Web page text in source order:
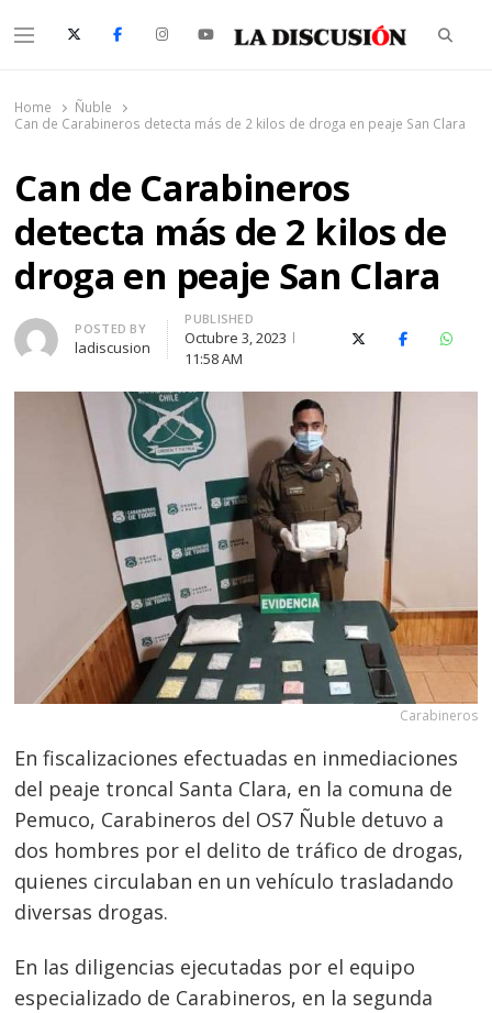
Menu
Home
Ñuble
Can de Carabineros detecta más de 2 kilos de droga en peaje San Clara
Can de Carabineros
detecta más de 2 kilos de
droga en peaje San Clara
Author
POSTED BY
ladiscusion
PUBLISHED
Octubre 3, 2023
11:58 AM
X (Twitter)Facebook
Carabineros
En fiscalizaciones efectuadas en inmediaciones
del peaje troncal Santa Clara, en la comuna de
Pemuco, Carabineros del OS7 Ñuble detuvo a
dos hombres por el delito de tráfico de drogas,
quienes circulaban en un vehículo trasladando
diversas drogas.
En las diligencias ejecutadas por el equipo
especializado de Carabineros, en la segunda